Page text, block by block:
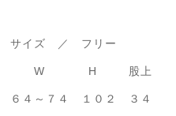
サイズ ／ フリー
W H 股上 股
６４～７４ １０２